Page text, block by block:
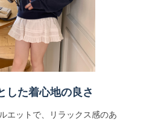
した着心地の良さ
エットで、リラックス感のあ